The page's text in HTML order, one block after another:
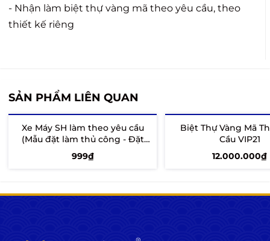
- Nhận làm biệt thự vàng mã theo yêu cầu, theo
thiết kế riêng
SẢN PHẨM LIÊN QUAN
Xe Máy SH làm theo yêu cầu
(Mẫu đặt làm thủ công - Đặt
trước 7 - 10 ngày)
999₫
Biệt Thự Vàng Mã
Cầu VIP21
12.000.000₫